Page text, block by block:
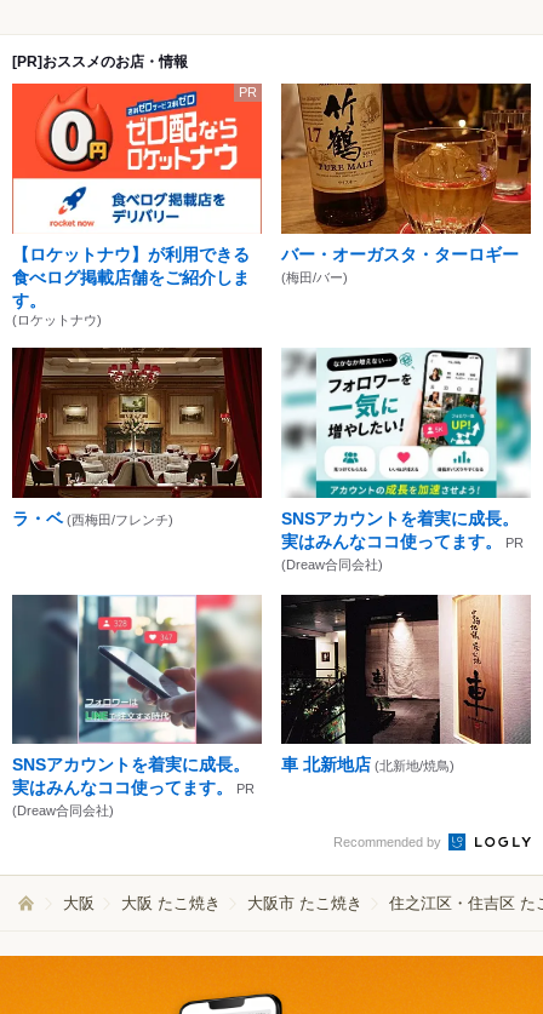
[PR]おススメのお店・情報
PR
【ロケットナウ】が利用できる
食べログ掲載店舗をご紹介しま
す。
(ロケットナウ)
バー・オーガスタ・ターロギー
(梅田/バー)
ラ・ベ (西梅田/フレンチ)
SNSアカウントを着実に成長。
実はみんなココ使ってます。
PR
(Dreaw合同会社)
SNSアカウントを着実に成長。
実はみんなココ使ってます。
PR
(Dreaw合同会社)
車 北新地店 (北新地/焼鳥)
Recommended by
大阪 大阪 たこ焼き 大阪市 たこ焼き 住之江区・住吉区 た